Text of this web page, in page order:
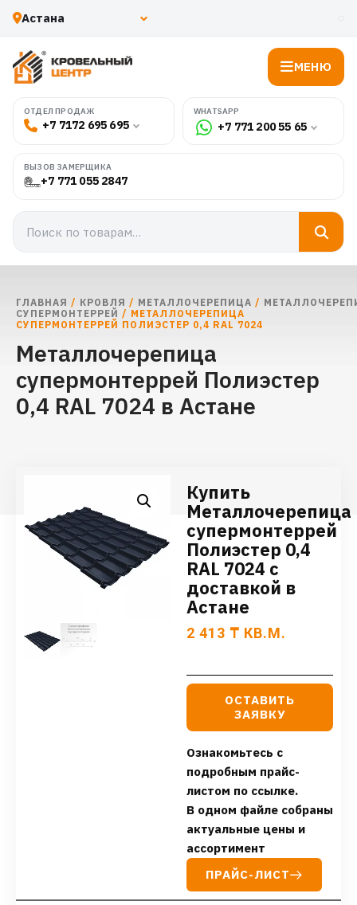
МЕНЮ
ОТДЕЛ ПРОДАЖ
+7 7172 695 695
WHATSAPP
+7 771 200 55 65
ВЫЗОВ ЗАМЕРЩИКА
+7 771 055 2847
ГЛАВНАЯ / КРОВЛЯ / МЕТАЛЛОЧЕРЕПИЦА /
СУПЕРМОНТЕРРЕЙ / МЕТАЛЛОЧЕРЕПИЦА
СУПЕРМОНТЕРРЕЙ ПОЛИЭСТЕР 0,4 RAL 7024
Металлочерепица
супермонтеррей Полиэстер
0,4 RAL 7024 в Астане
Купить
Металлочерепица
супермонтеррей
Полиэстер 0,4
RAL 7024 с
доставкой в
Астане
2 413 ₸ КВ.М.
ОСТАВИТЬ
ЗАЯВКУ
Ознакомьтесь с
подробным прайс-
листом по ссылке.
В одном файле собраны
актуальные цены и
ассортимент
ПРАЙС-ЛИСТ